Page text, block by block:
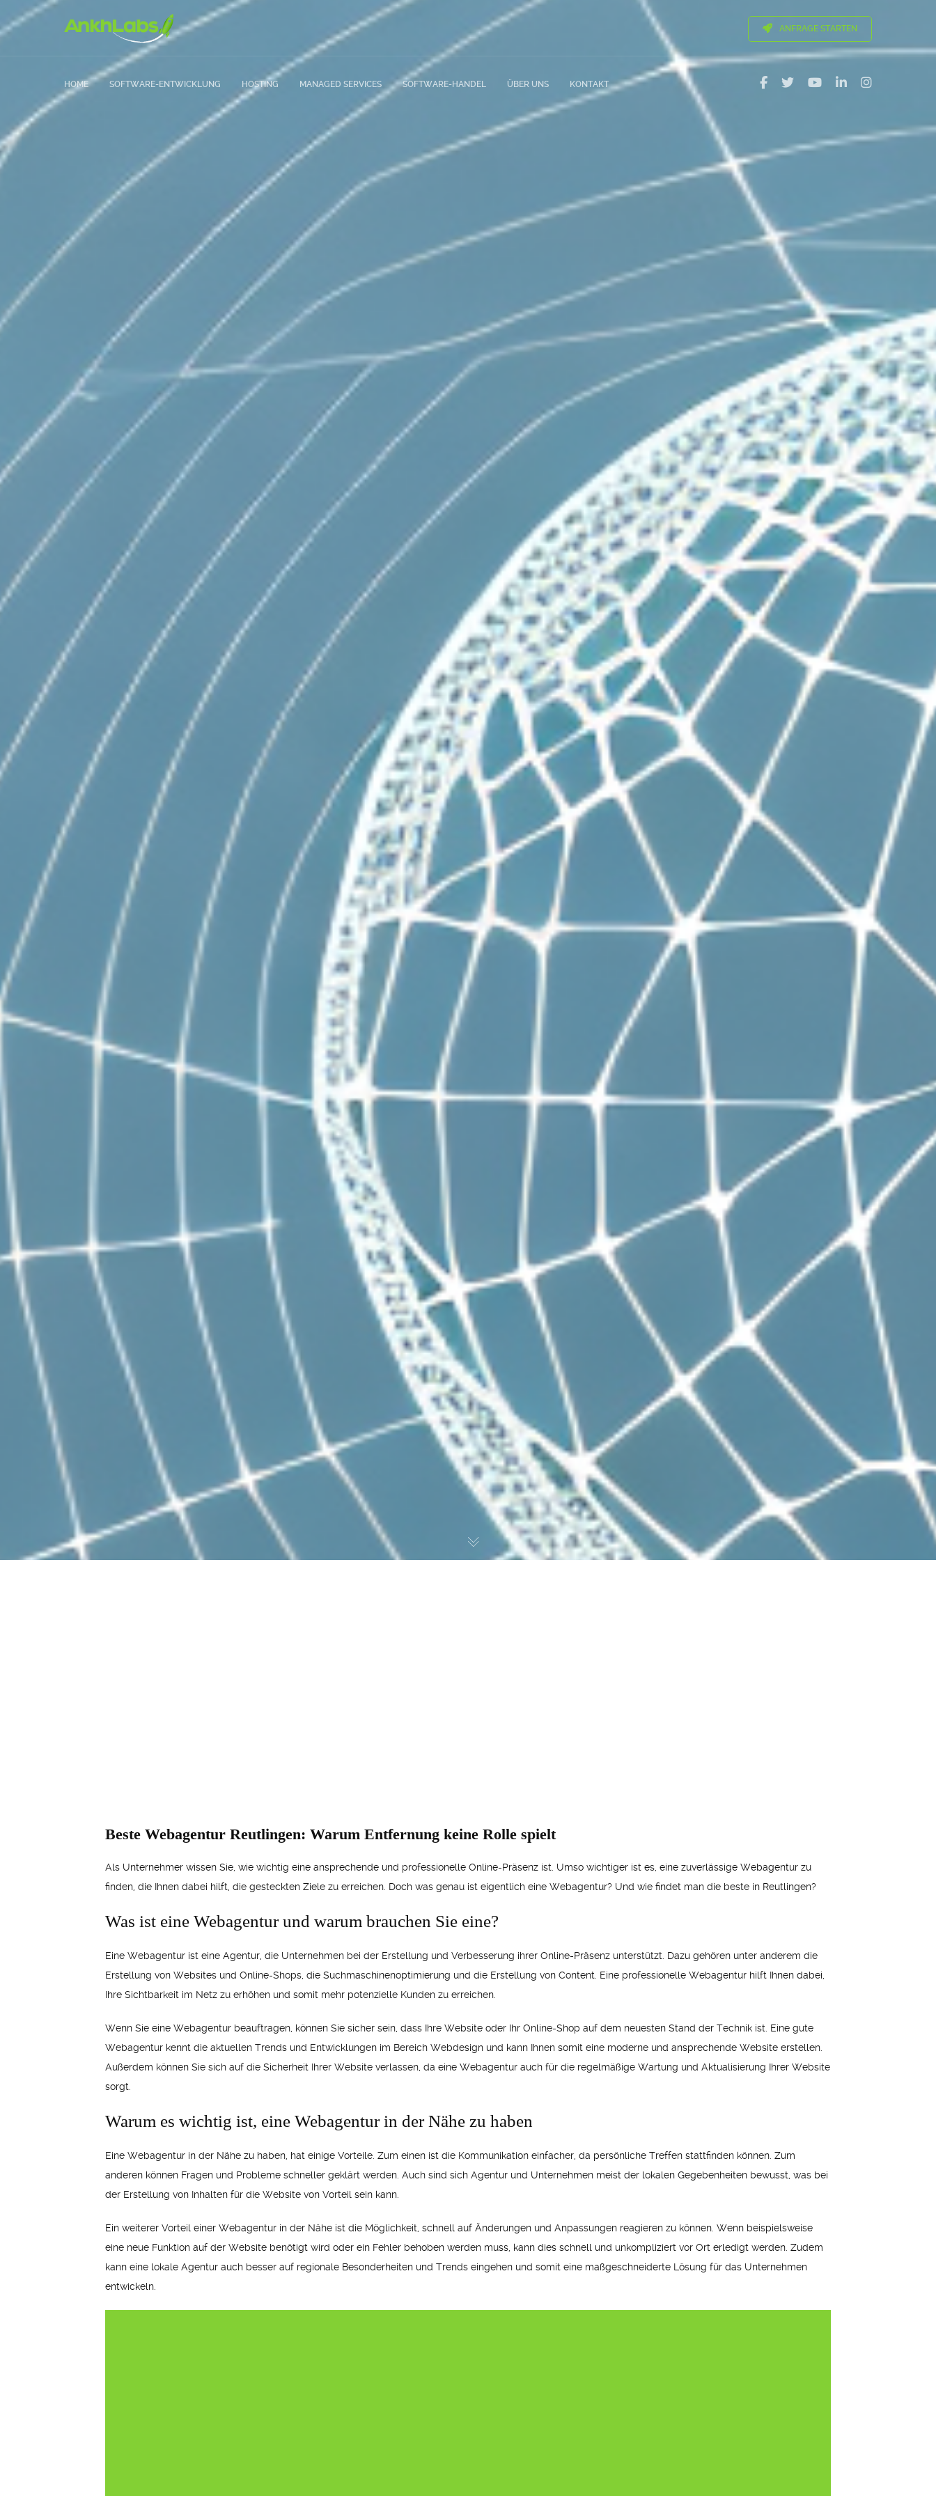
ANFRAGE STARTEN
HOME SOFTWARE-ENTWICKLUNG HOSTING MANAGED SERVICES SOFTWARE-HANDEL ÜBER UNS KONTAKT
Beste Webagentur Reutlingen: Warum Entfernung keine Rolle spielt
Als Unternehmer wissen Sie, wie wichtig eine ansprechende und professionelle Online-Präsenz ist. Umso wichtiger ist es, eine zuverlässige Webagentur zu
finden, die Ihnen dabei hilft, die gesteckten Ziele zu erreichen. Doch was genau ist eigentlich eine Webagentur? Und wie findet man die beste in Reutlingen?
Was ist eine Webagentur und warum brauchen Sie eine?
Eine Webagentur ist eine Agentur, die Unternehmen bei der Erstellung und Verbesserung ihrer Online-Präsenz unterstützt. Dazu gehören unter anderem die
Erstellung von Websites und Online-Shops, die Suchmaschinenoptimierung und die Erstellung von Content. Eine professionelle Webagentur hilft Ihnen dabei,
Ihre Sichtbarkeit im Netz zu erhöhen und somit mehr potenzielle Kunden zu erreichen.
Wenn Sie eine Webagentur beauftragen, können Sie sicher sein, dass Ihre Website oder Ihr Online-Shop auf dem neuesten Stand der Technik ist. Eine gute
Webagentur kennt die aktuellen Trends und Entwicklungen im Bereich Webdesign und kann Ihnen somit eine moderne und ansprechende Website erstellen.
Außerdem können Sie sich auf die Sicherheit Ihrer Website verlassen, da eine Webagentur auch für die regelmäßige Wartung und Aktualisierung Ihrer Website
sorgt.
Warum es wichtig ist, eine Webagentur in der Nähe zu haben
Eine Webagentur in der Nähe zu haben, hat einige Vorteile. Zum einen ist die Kommunikation einfacher, da persönliche Treffen stattfinden können. Zum
anderen können Fragen und Probleme schneller geklärt werden. Auch sind sich Agentur und Unternehmen meist der lokalen Gegebenheiten bewusst, was bei
der Erstellung von Inhalten für die Website von Vorteil sein kann.
Ein weiterer Vorteil einer Webagentur in der Nähe ist die Möglichkeit, schnell auf Änderungen und Anpassungen reagieren zu können. Wenn beispielsweise
eine neue Funktion auf der Website benötigt wird oder ein Fehler behoben werden muss, kann dies schnell und unkompliziert vor Ort erledigt werden. Zudem
kann eine lokale Agentur auch besser auf regionale Besonderheiten und Trends eingehen und somit eine maßgeschneiderte Lösung für das Unternehmen
entwickeln.